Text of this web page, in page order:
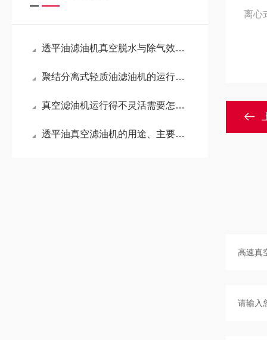
透平油滤油机真空脱水与除气效率优化方法
聚结分离式轻质油滤油机的运行流程
真空滤油机运行得不灵活需要怎样解决？
透平油真空滤油机的用途、主要技术及优势
离心